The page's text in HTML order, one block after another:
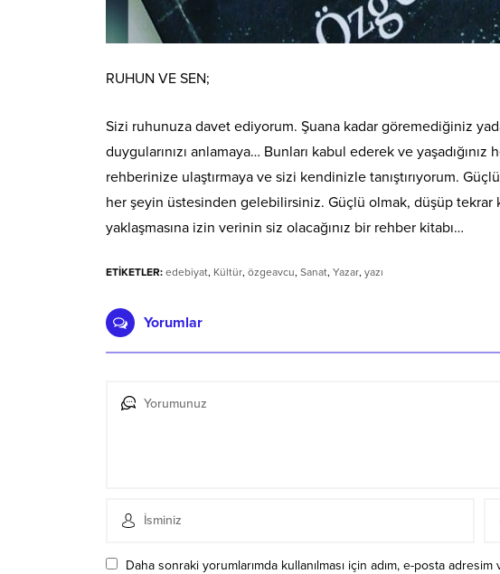
RUHUN VE SEN;
Sizi ruhunuza davet ediyorum. Şuana kadar göremediğiniz
duygularınızı anlamaya… Bunları kabul ederek ve
rehberinize ulaştırmaya ve sizi kendinizle tanıştırıyorum.
her şeyin üstesinden gelebilirsiniz. Güçlü olmak, düşüp tekrar
yaklaşmasına izin verinin siz olacağınız bir rehber kitabı…
ETİKETLER: edebiyat, Kültür, özgeavcu, Sanat, Yazar, yazı
Yorumlar
Daha sonraki yorumlarımda kullanılması için adım, e-posta